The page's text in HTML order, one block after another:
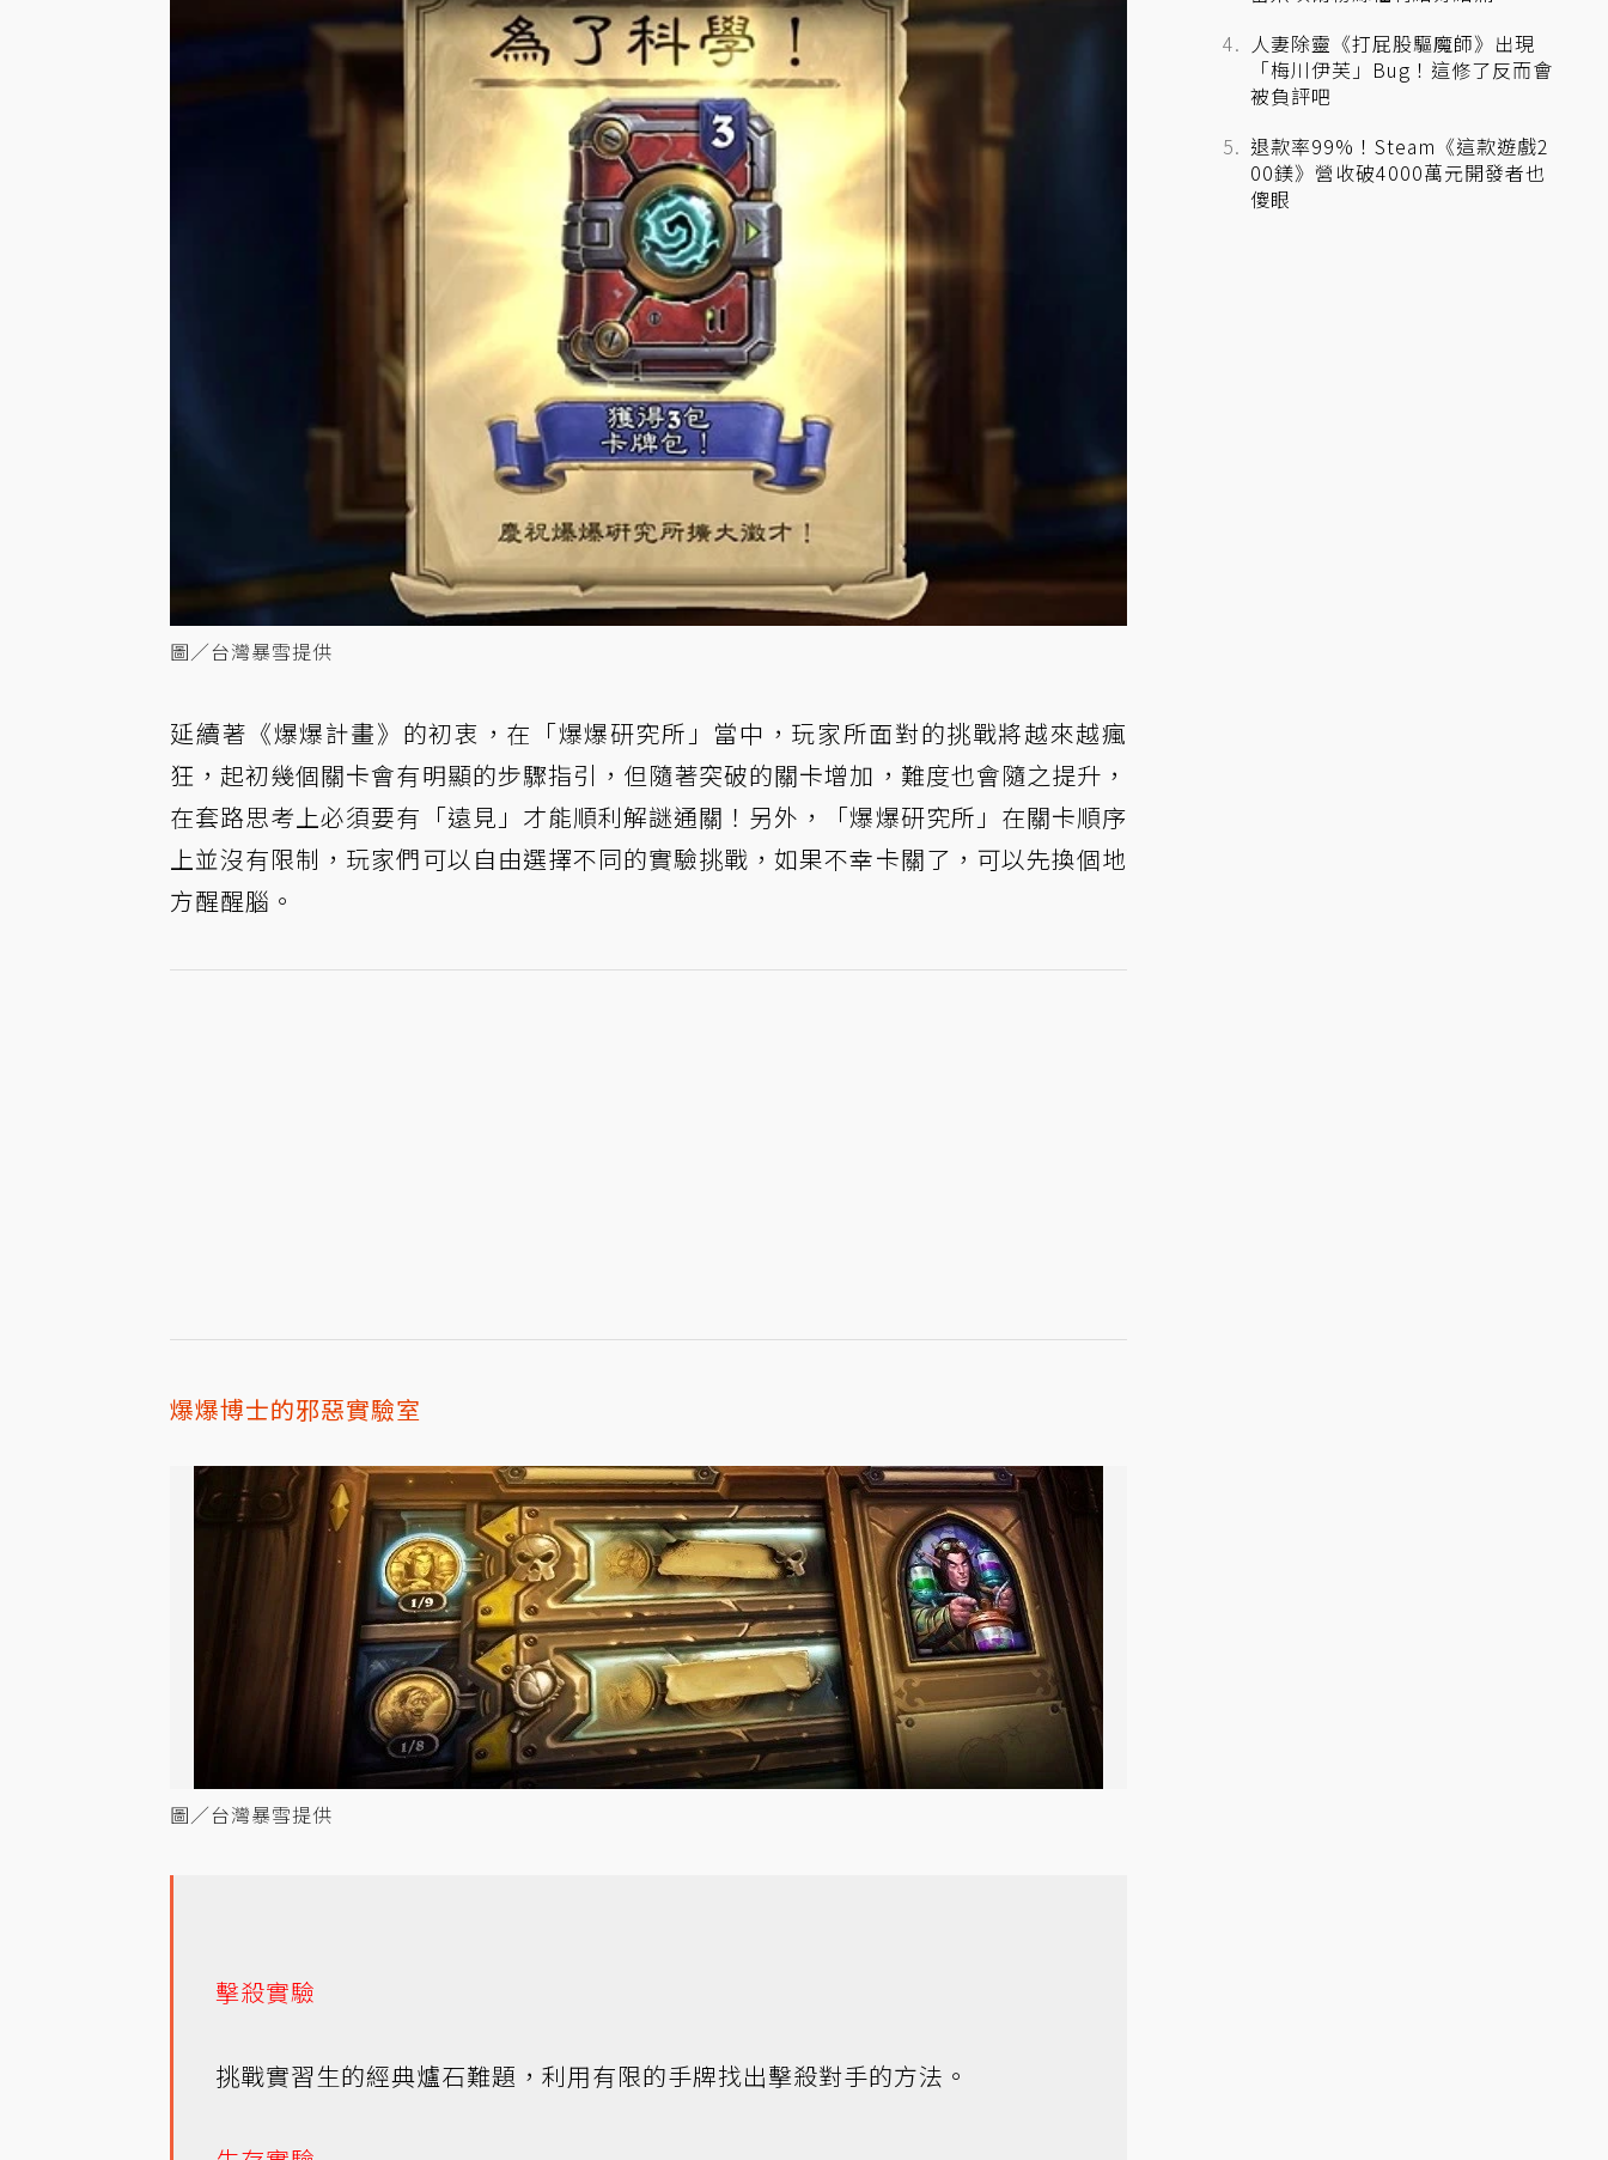
圖／台灣暴雪提供
延續著《爆爆計畫》的初衷，在「爆爆研究所」當中，玩家所面對的挑戰將越來越瘋
狂，起初幾個關卡會有明顯的步驟指引，但隨著突破的關卡增加，難度也會隨之提升，
在套路思考上必須要有「遠見」才能順利解謎通關！另外，「爆爆研究所」在關卡順序
上並沒有限制，玩家們可以自由選擇不同的實驗挑戰，如果不幸卡關了，可以先換個地
方醒醒腦。
爆爆博士的邪惡實驗室
圖／台灣暴雪提供
擊殺實驗
挑戰實習生的經典爐石難題，利用有限的手牌找出擊殺對手的方法。
人妻除靈《打屁股驅魔師》出現
「梅川伊芙」Bug！這修了反而會
被負評吧
退款率99%！Steam《這款遊戲2
00鎂》營收破4000萬元開發者也
傻眼